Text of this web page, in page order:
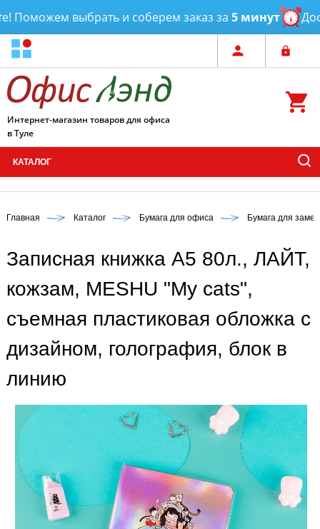
выбрать и соберем заказ за5 минут
Интернет-магазин товаров для офиса
в Туле
КАТАЛОГ
Главная Каталог Бумага для офиса Бумага для
Записная книжка А5 80л., ЛАЙТ,
кожзам, MESHU "My cats",
съемная пластиковая обложка с
дизайном, голография, блок в
линию